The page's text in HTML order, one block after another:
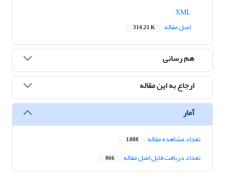
اصل مقاله
314.21 K
هم رسانی
ارجاع به این مقاله
آمار
تعداد مشاهده مقاله 1,088
تعداد دریافت فایل اصل مقاله 866